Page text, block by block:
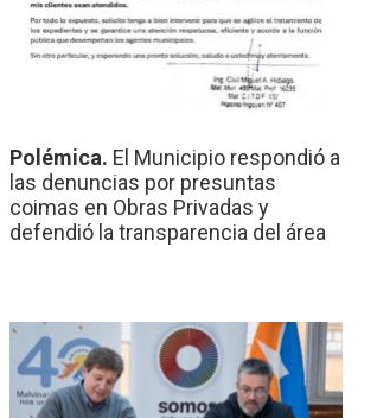
Polémica. El Municipio respondió a
las denuncias por presuntas
coimas en Obras Privadas y
defendió la transparencia del área